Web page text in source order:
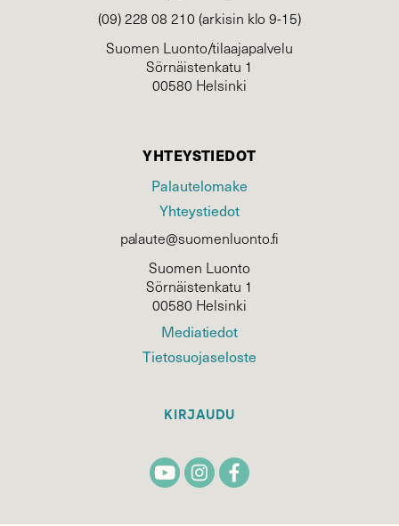
(09) 228 08 210 (arkisin klo 9-15)
Suomen Luonto/tilaajapalvelu
Sörnäistenkatu 1
00580 Helsinki
YHTEYSTIEDOT
Palautelomake
Yhteystiedot
palaute@suomenluonto.fi
Suomen Luonto
Sörnäistenkatu 1
00580 Helsinki
Mediatiedot
Tietosuojaseloste
KIRJAUDU